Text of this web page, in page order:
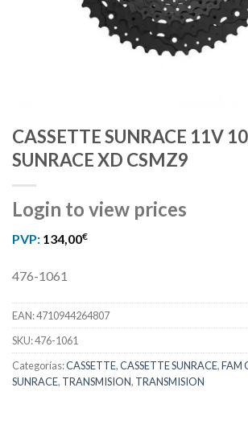
CASSETTE SUNRACE 11V
SUNRACE XD CSMZ9
Login to view prices
PVP: 134,00€
476-1061
EAN:4710944264807
SKU:476-1061
Categorías:CASSETTE,CASSETTE SUNRACE,FAM
SUNRACE, TRANSMISION, TRANSMISION